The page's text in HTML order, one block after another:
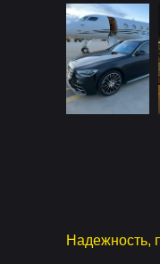
Надежность,